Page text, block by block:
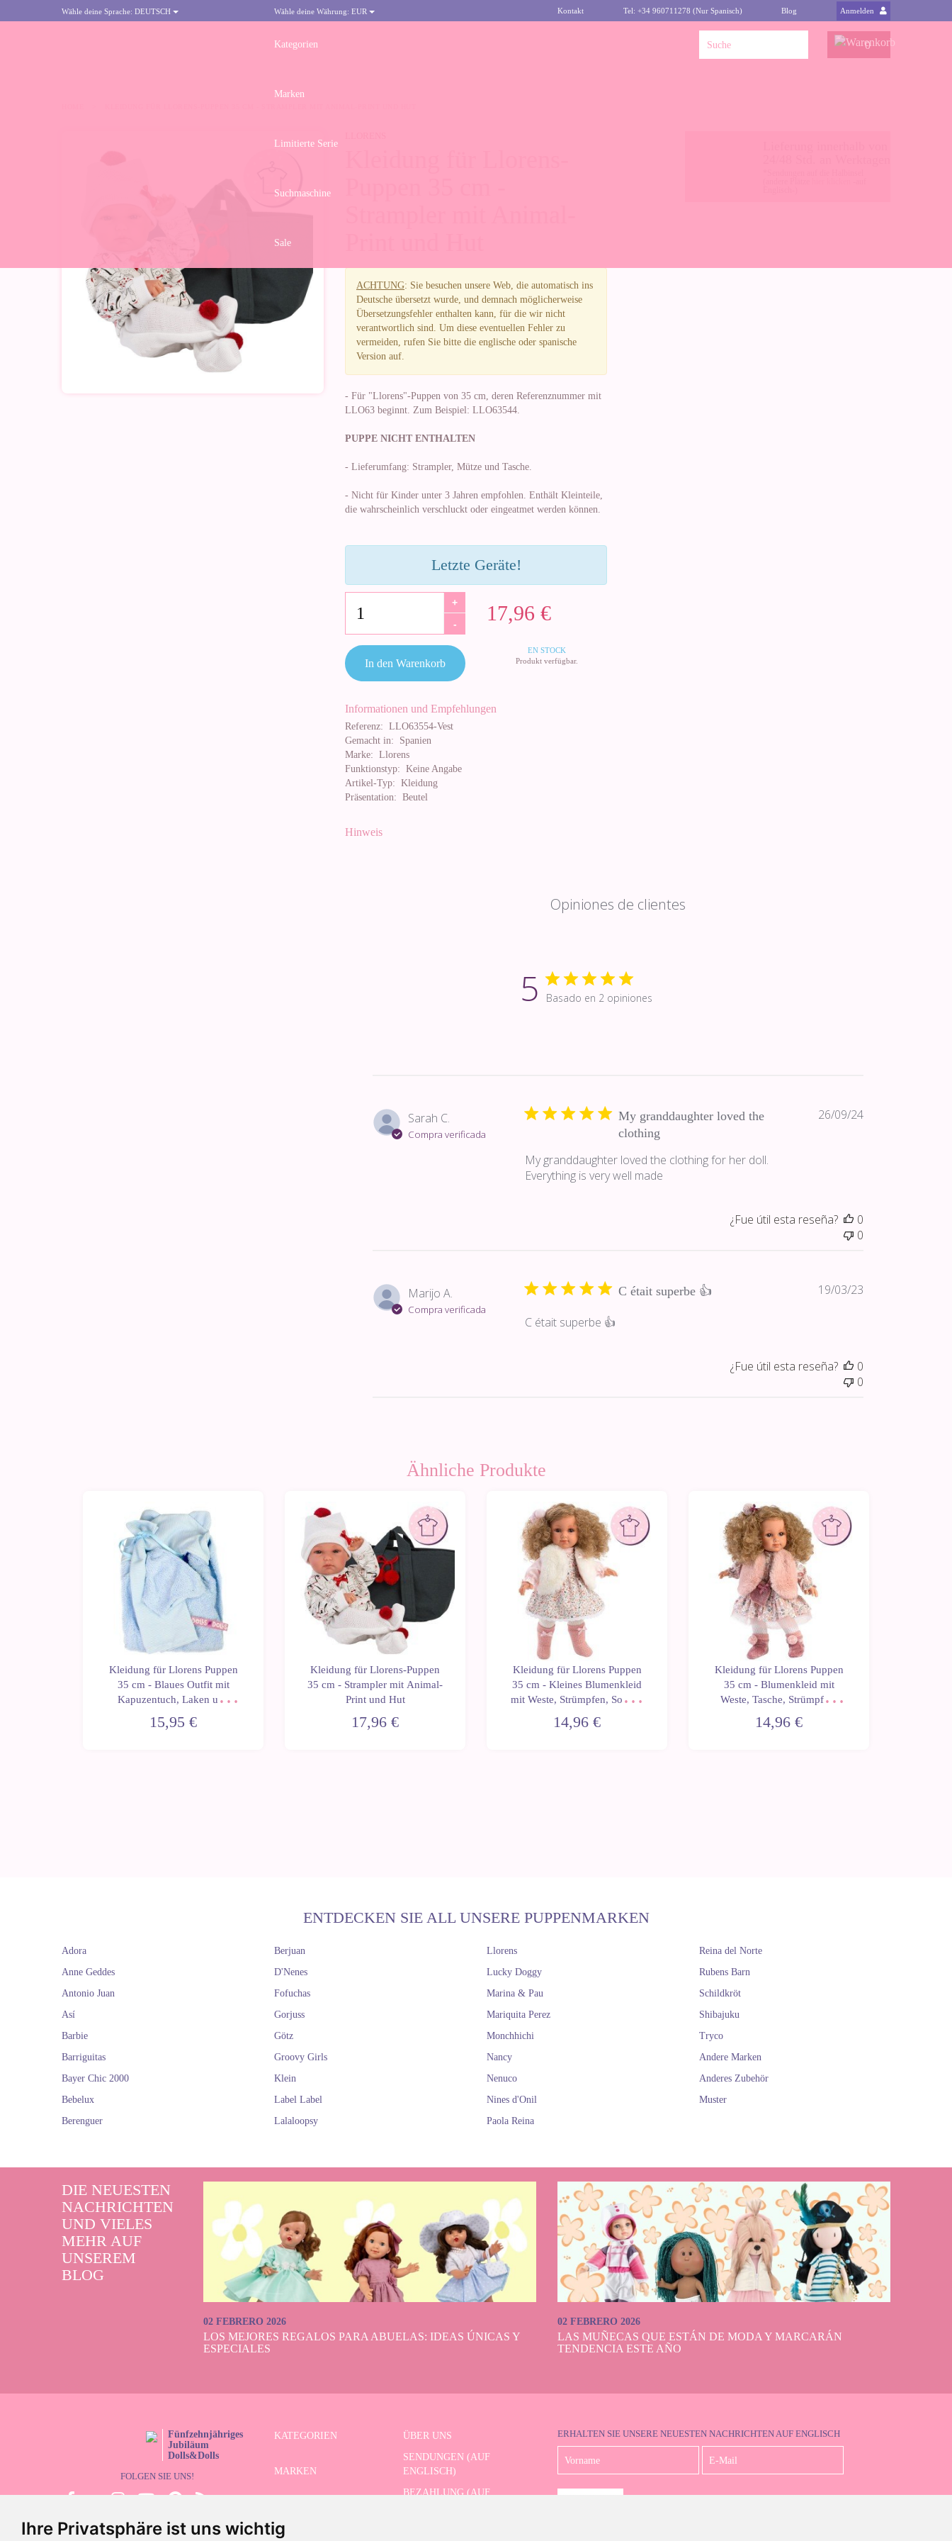
Ihre Privatsphäre ist uns wichtig
Wähle deine Sprache: DEUTSCH Wähle deine Währung: EUR Kontakt Tel: +34 960711278 (Nur Spanisch) Blog Anmelden
Kategorien
Marken
Limitierte Serie
Suchmaschine
Sale
0
ACHTUNG: Sie besuchen unsere Web, die automatisch ins
Deutsche übersetzt wurde, und demnach möglicherweise
Übersetzungsfehler enthalten kann, für die wir nicht
verantwortlich sind. Um diese eventuellen Fehler zu
vermeiden, rufen Sie bitte die englische oder spanische
Version auf.
- Für "Llorens"-Puppen von 35 cm, deren Referenznummer mit
LLO63 beginnt. Zum Beispiel: LLO63544.
PUPPE NICHT ENTHALTEN
- Lieferumfang: Strampler, Mütze und Tasche.
- Nicht für Kinder unter 3 Jahren empfohlen. Enthält Kleinteile,
die wahrscheinlich verschluckt oder eingeatmet werden können.
Letzte Geräte!
17,96 €
+
-
EN STOCK
Produkt verfügbar.
In den Warenkorb
Informationen und Empfehlungen
Referenz: LLO63554-Vest
Gemacht in: Spanien
Marke: Llorens
Funktionstyp: Keine Angabe
Artikel-Typ: Kleidung
Präsentation: Beutel
Hinweis
Opiniones de clientes
5 Basado en 2 opiniones
Sarah C.
Compra verificada
My granddaughter loved the
clothing
My granddaughter loved the clothing for her doll.
Everything is very well made
Fecha
26/09/24
¿Fue útil esta reseña?
0
0
Marijo A.
Compra verificada
C était superbe 👍
C était superbe 👍
Fecha
19/03/23
¿Fue útil esta reseña?
0
0
Ähnliche Produkte
Kleidung für Llorens Puppen
35 cm - Blaues Outfit mit
Kapuzentuch, Laken und
15,95 €
Kleidung für Llorens-Puppen
35 cm - Strampler mit Animal-
Print und Hut
17,96 €
Kleidung für Llorens Puppen
35 cm - Kleines Blumenkleid
mit Weste, Strümpfen, Socken
14,96 €
Kleidung für Llorens Puppen
35 cm - Blumenkleid mit
Weste, Tasche, Strümpfen,
14,96 €
ENTDECKEN SIE ALL UNSERE PUPPENMARKEN
Adora
Anne Geddes
Antonio Juan
Así
Barbie
Barriguitas
Bayer Chic 2000
Bebelux
Berenguer
Berjuan
D'Nenes
Fofuchas
Gorjuss
Götz
Groovy Girls
Klein
Label Label
Lalaloopsy
Llorens
Lucky Doggy
Marina & Pau
Mariquita Perez
Monchhichi
Nancy
Nenuco
Nines d'Onil
Paola Reina
Reina del Norte
Rubens Barn
Schildkröt
Shibajuku
Tryco
Andere Marken
Anderes Zubehör
Muster
DIE NEUESTEN
NACHRICHTEN
UND VIELES
MEHR AUF
UNSEREM
BLOG
02 FEBRERO 2026
LOS MEJORES REGALOS PARA ABUELAS: IDEAS ÚNICAS Y
ESPECIALES
02 FEBRERO 2026
LAS MUÑECAS QUE ESTÁN DE MODA Y MARCARÁN
TENDENCIA ESTE AÑO
Fünfzehnjähriges
Jubiläum
Dolls&Dolls
FOLGEN SIE UNS!
KATEGORIEN ÜBER UNS
MARKEN
SENDUNGEN (AUF
ENGLISCH)
BEZAHLUNG (AUF
ERHALTEN SIE UNSERE NEUESTEN NACHRICHTEN AUF ENGLISCH